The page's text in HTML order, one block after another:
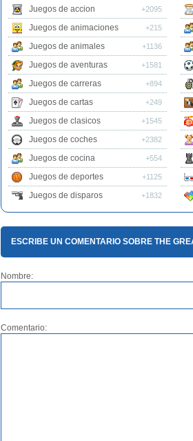
Juegos de accion +2095
Juegos de animaciones +215
Juegos de animales +1136
Juegos de aventuras +1581
Juegos de carreras +894
Juegos de cartas +249
Juegos de clasicos +1545
Juegos de coches +2382
Juegos de cocina +554
Juegos de deportes +1125
Juegos de disparos +1832
ESCRIBE UN COMENTARIO SOBRE THE
Nombre:
Comentario: